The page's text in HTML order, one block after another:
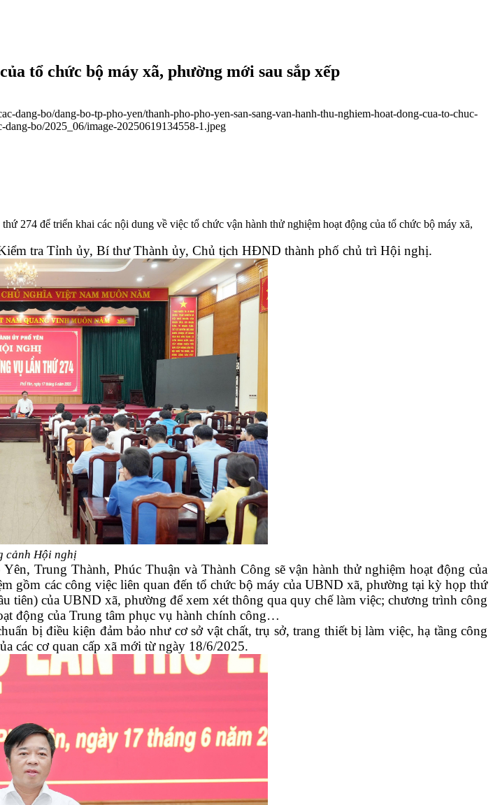
tổ chức bộ máy xã, phường mới sau sắp xếp
dang-bo/dang-bo-tp-pho-yen/thanh-pho-pho-yen-san-sang-van-hanh-thu-nghiem-hoat-dong-cua-to-chuc-
bo/2025_06/image-20250619134558-1.jpeg
274 để triển khai các nội dung về việc tổ chức vận hành thử nghiệm hoạt động của tổ chức bộ máy xã,
tra Tỉnh ủy, Bí thư Thành ủy, Chủ tịch HĐND thành phố chủ trì Hội nghị.
cảnh Hội nghị
Trung Thành, Phúc Thuận và Thành Công sẽ vận hành thử nghiệm hoạt động của
gồm các công việc liên quan đến tổ chức bộ máy của UBND xã, phường tại kỳ họp thứ
tiên) của UBND xã, phường để xem xét thông qua quy chế làm việc; chương trình công
động của Trung tâm phục vụ hành chính công…
bị điều kiện đảm bảo như cơ sở vật chất, trụ sở, trang thiết bị làm việc, hạ tầng công
các cơ quan cấp xã mới từ ngày 18/6/2025.